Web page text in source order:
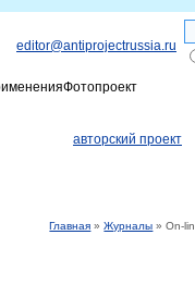
editor@antiprojectrussia.ru
Фотопроект
авторский проект
Главная »Журналы » On-